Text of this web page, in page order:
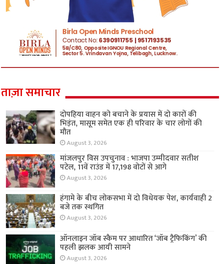
ताज़ा समाचार
दोपहिया वाहन को बचाने के प्रयास में दो कारों की
भिड़ंत, मासूम समेत एक ही परिवार के चार लोगों की
मौत
August 3, 2026
मांजलपुर विस उपचुनाव : भाजपा उम्मीदवार सतीश
पटेल, 11वें राउंड में 17,198 वोटों से आगे
August 3, 2026
हंगामे के बीच लोकसभा में दो विधेयक पेश, कार्यवाही 2
बजे तक स्थगित
August 3, 2026
ऑनलाइन जॉब स्कैम पर आधारित ‘जॉब ट्रैफिकिंग’ की
पहली झलक आयी सामने
August 3, 2026